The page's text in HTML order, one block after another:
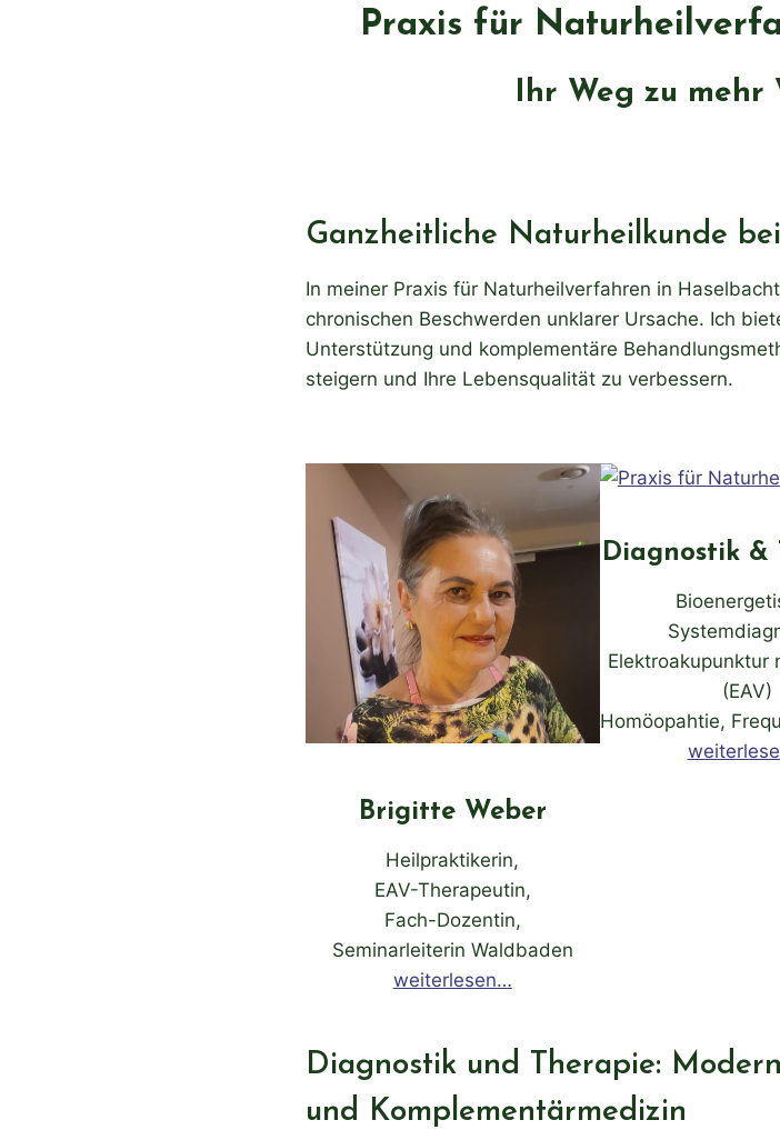
Praxis für
Ihr Weg zu mehr
Ganzheitliche Naturheilkunde
In meiner Praxis für Naturheilverfahren in
chronischen Beschwerden unklarer Ursache. Ich
Unterstützung und komplementäre
steigern und Ihre Lebensqualität zu verbessern.
Brigitte Weber
Heilpraktikerin,
EAV-Therapeutin,
Fach-Dozentin,
Seminarleiterin Waldbaden
weiterlesen…
Diagnostik &
Elektroakupunktur
(EAV)
Homöopahtie,
Diagnostik und Therapie:
und Komplementärmedizin